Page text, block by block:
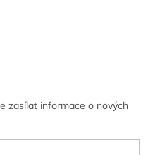
zasílat informace o nových